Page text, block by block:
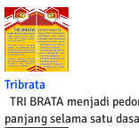
Tribrata
TRI BRATA menjadi
panjang selama satu